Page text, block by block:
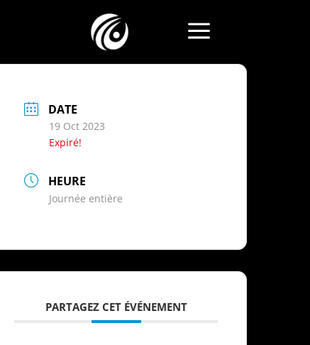
a
DATE
19 Oct 2023
Expiré!
HEURE
Journée entière
PARTAGEZ CET ÉVÉNEMENT